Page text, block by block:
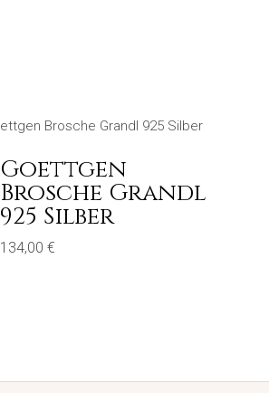
Goettgen
Brosche Grandl
925 Silber
134,00 €